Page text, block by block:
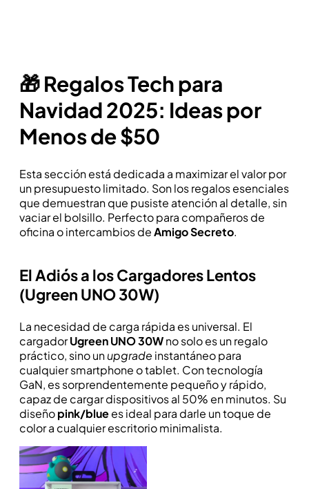
🎁 Regalos Tech para
Navidad 2025: Ideas por
Menos de $50
Esta sección está dedicada a maximizar el valor por
un presupuesto limitado. Son los regalos esenciales
que demuestran que pusiste atención al detalle, sin
vaciar el bolsillo. Perfecto para compañeros de
oficina o intercambios deAmigo Secreto.
El Adiós a los Cargadores Lentos
(Ugreen UNO 30W)
La necesidad de carga rápida es universal. El
cargadorUgreen UNO 30Wno solo es un regalo
práctico, sino unupgrade instantáneo para
cualquier smartphone o tablet. Con tecnología
GaN, es sorprendentemente pequeño y rápido,
capaz de cargar dispositivos al 50% en minutos. Su
diseñopink/bluees ideal para darle un toque de
color a cualquier escritorio minimalista.